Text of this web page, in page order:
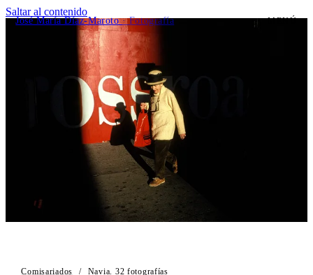
Saltar al contenido
José María Díaz-Maroto· Fotografía MENÚ
Comisariados / Navia. 32 fotografías